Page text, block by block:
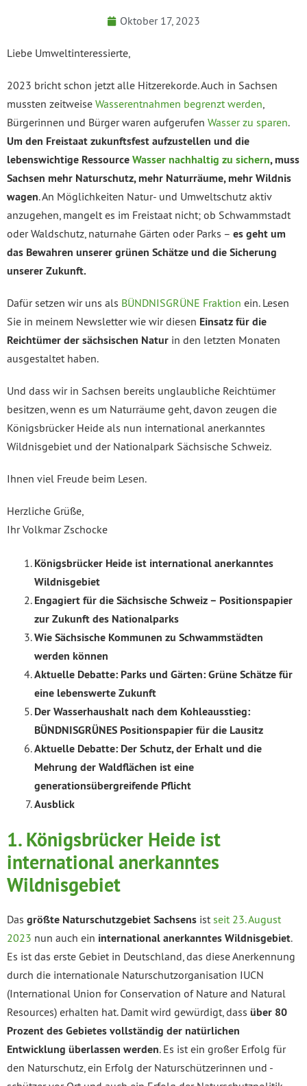
Oktober 17, 2023
Liebe Umweltinteressierte,
2023 bricht schon jetzt alle Hitzerekorde. Auch in Sachsen
mussten zeitweise Wasserentnahmen begrenzt werden,
Bürgerinnen und Bürger waren aufgerufen Wasser zu sparen.
Um den Freistaat zukunftsfest aufzustellen und die
lebenswichtige RessourceWasser nachhaltig zu sichern, muss
Sachsen mehr Naturschutz, mehr Naturräume, mehr Wildnis
wagen. An Möglichkeiten Natur- und Umweltschutz aktiv
anzugehen, mangelt es im Freistaat nicht; ob Schwammstadt
oder Waldschutz, naturnahe Gärten oder Parks – es geht um
das Bewahren unserer grünen Schätze und die Sicherung
unserer Zukunft.
Dafür setzen wir uns als BÜNDNISGRÜNE Fraktion ein. Lesen
Sie in meinem Newsletter wie wir diesen Einsatz für die
Reichtümer der sächsischen Natur in den letzten Monaten
ausgestaltet haben.
Und dass wir in Sachsen bereits unglaubliche Reichtümer
besitzen, wenn es um Naturräume geht, davon zeugen die
Königsbrücker Heide als nun international anerkanntes
Wildnisgebiet und der Nationalpark Sächsische Schweiz.
Ihnen viel Freude beim Lesen.
Herzliche Grüße,
Ihr Volkmar Zschocke
Königsbrücker Heide ist international anerkanntes
Wildnisgebiet
Engagiert für die Sächsische Schweiz – Positionspapier
zur Zukunft des Nationalparks
Wie Sächsische Kommunen zu Schwammstädten
werden können
Aktuelle Debatte: Parks und Gärten: Grüne Schätze für
eine lebenswerte Zukunft
Der Wasserhaushalt nach dem Kohleausstieg:
BÜNDNISGRÜNES Positionspapier für die Lausitz
Aktuelle Debatte: Der Schutz, der Erhalt und die
Mehrung der Waldflächen ist eine
generationsübergreifende Pflicht
Ausblick
1.Königsbrücker Heide ist
international anerkanntes
Wildnisgebiet
Das größte Naturschutzgebiet Sachsens ist seit 23. August
2023 nun auch ein international anerkanntes Wildnisgebiet.
Es ist das erste Gebiet in Deutschland, das diese Anerkennung
durch die internationale Naturschutzorganisation IUCN
(International Union for Conservation of Nature and Natural
Resources) erhalten hat. Damit wird gewürdigt, dass über 80
Prozent des Gebietes vollständig der natürlichen
Entwicklung überlassen werden. Es ist ein großer Erfolg für
den Naturschutz, ein Erfolg der Naturschützerinnen und -